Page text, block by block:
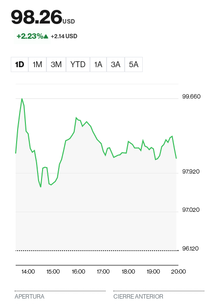
98.26USD
+2.23% +2.14 USD
1D 1M 3M YTD 1A 3A 5A
14:00 15:00 16:00 17:00 18:00 19:00 20:00
96.120
97.020
97.920
99.660
APERTURA CIERRE ANTERIOR